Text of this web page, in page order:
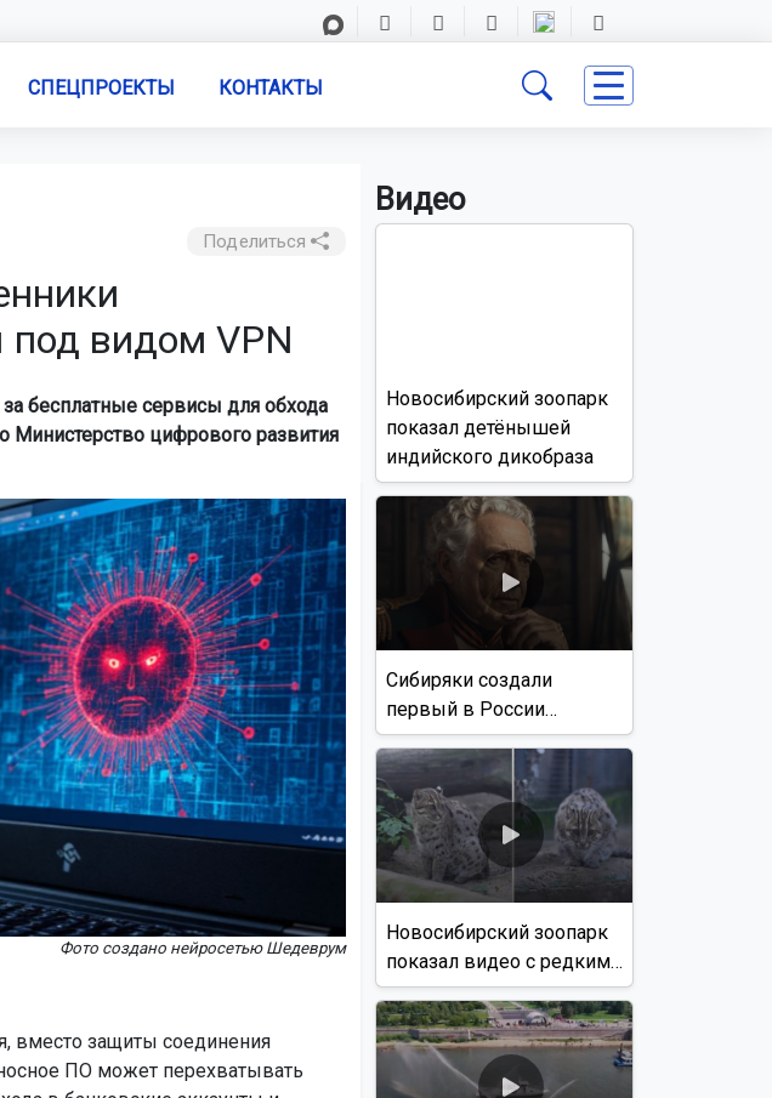
СПЕЦПРОЕКТЫ КОНТАКТЫ
Поделиться
под видом VPN
бесплатные сервисы для обхода
Министерство цифрового развития
Фото создано нейросетью Шедеврум
вместо защиты соединения
ПО может перехватывать
Видео
Новосибирский зоопарк
показал детёнышей
индийского дикобраза
Сибиряки создали
первый в России
документальный фильм
с использованием ИИ
Новосибирский зоопарк
показал видео с редким
виверровым котом